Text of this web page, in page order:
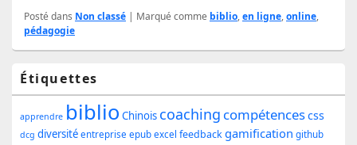
Posté dans Non classé | Marqué comme biblio,en ligne,online,
pédagogie
Zone
principale
de
Étiquettes
apprendre biblio Chinois coaching compétencescss
dcg diversité entreprise epub excel feedbackgamification github